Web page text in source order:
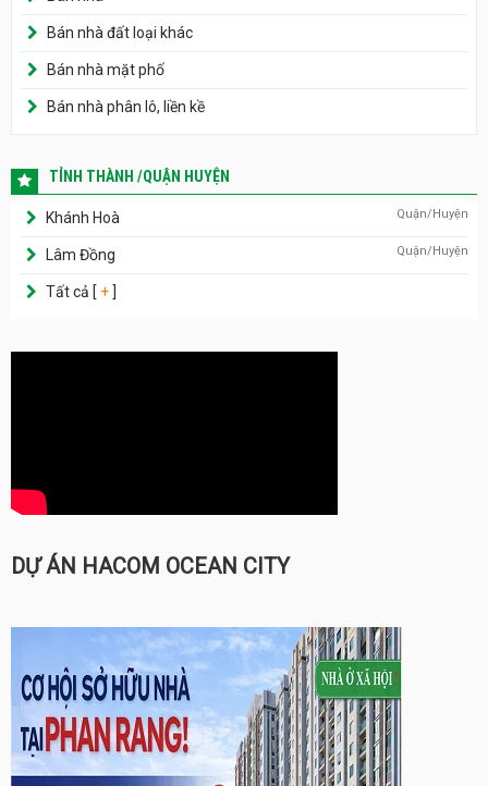
Bán nhà đất loại khác
Bán nhà mặt phố
Bán nhà phân lô, liền kề
TỈNH THÀNH /QUẬN HUYỆN
Khánh Hoà Quận/Huyện
Lâm Đồng Quận/Huyện
Tất cả [ + ]
DỰ ÁN HACOM OCEAN CITY